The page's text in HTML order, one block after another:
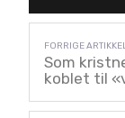
Som
koblet til